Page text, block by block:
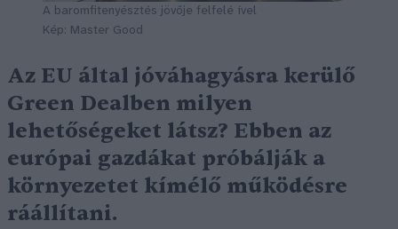
A baromfitenyésztés jövője felfelé ível
Kép: Master Good
Az EU által jóváhagyásra kerülő
Green Dealben milyen
lehetőségeket látsz? Ebben az
európai gazdákat próbálják a
környezetet kímélő működésre
ráállítani.